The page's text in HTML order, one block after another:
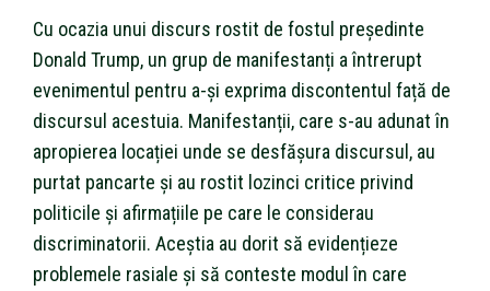
Cu ocazia unui discurs rostit de fostul președinte
Donald Trump, un grup de manifestanți a întrerupt
evenimentul pentru a-și exprima discontentul față de
discursul acestuia. Manifestanții, care s-au adunat în
apropierea locației unde se desfășura discursul, au
purtat pancarte și au rostit lozinci critice privind
politicile și afirmațiile pe care le considerau
discriminatorii. Aceștia au dorit să evidențieze
problemele rasiale și să conteste modul în care